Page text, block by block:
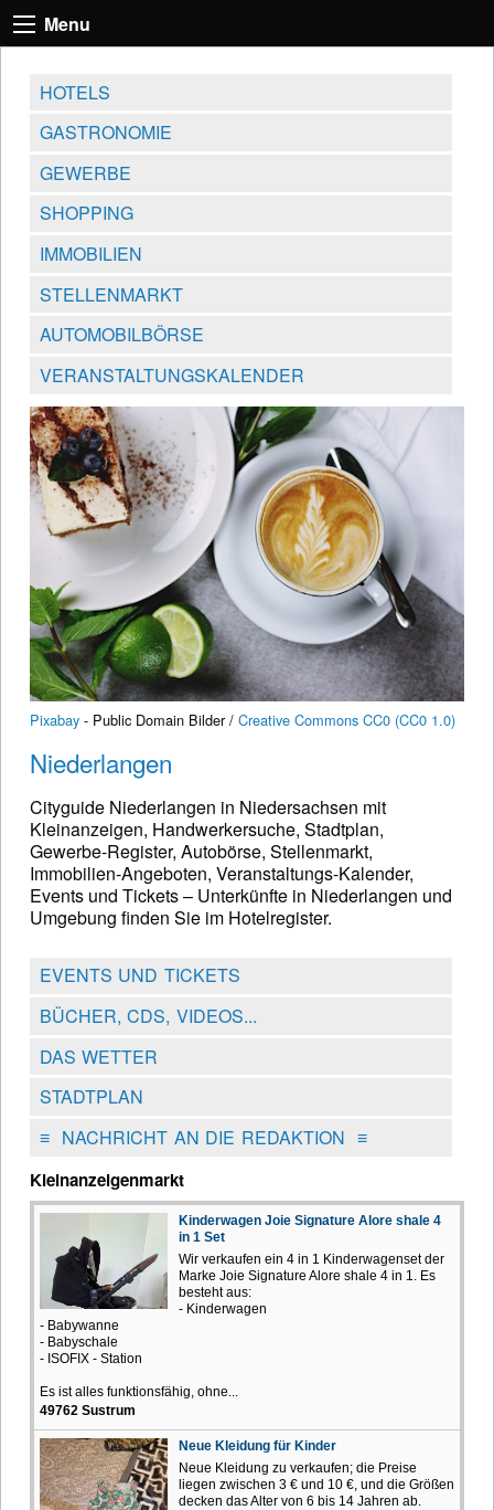
Menu
HOTELS
GASTRONOMIE
GEWERBE
SHOPPING
IMMOBILIEN
STELLENMARKT
AUTOMOBILBÖRSE
VERANSTALTUNGSKALENDER
Pixabay - Public Domain Bilder / Creative Commons CC0 (CC0 1.0)
Niederlangen
Cityguide Niederlangen in Niedersachsen mit
Kleinanzeigen, Handwerkersuche, Stadtplan,
Gewerbe-Register, Autobörse, Stellenmarkt,
Immobilien-Angeboten, Veranstaltungs-Kalender,
Events und Tickets – Unterkünfte in Niederlangen und
Umgebung finden Sie im Hotelregister.
EVENTS UND TICKETS
BÜCHER, CDS, VIDEOS...
DAS WETTER
STADTPLAN
≡NACHRICHT AN DIE REDAKTION ≡
Kleinanzeigenmarkt
Kinderwagen Joie Signature Alore shale 4
in 1 Set
Wir verkaufen ein 4 in 1 Kinderwagenset der
Marke Joie Signature Alore shale 4 in 1. Es
besteht aus:
- Kinderwagen
- Babywanne
- Babyschale
- ISOFIX - Station
Es ist alles funktionsfähig, ohne...
49762 Sustrum
Neue Kleidung für Kinder
Neue Kleidung zu verkaufen; die Preise
liegen zwischen 3 € und 10 €, und die Größen
decken das Alter von 6 bis 14 Jahren ab.